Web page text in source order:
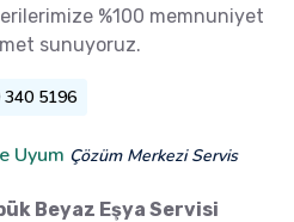
%100 memnuniyet
sunuyoruz.
5196
Uyum Çözüm Merkezi Servis
Beyaz Eşya Servisi